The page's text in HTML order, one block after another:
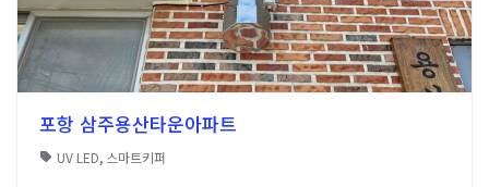
포항 삼주용산타운아파트
UV LED, 스마트키퍼